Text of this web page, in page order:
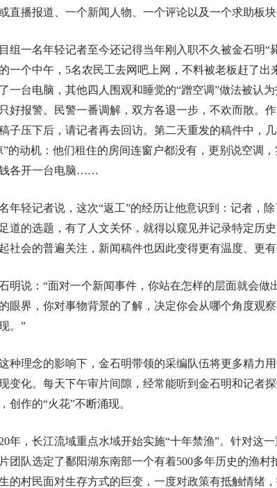
直播报道、一个新闻人物、一个评论以及一个求助板块
一名年轻记者至今还记得当年刚入职不久被金石明“
一个中午，5名农民工去网吧上网，不料被老板赶了出
一台电脑，其他四人围观和睡觉的“蹭空调”做法被认
好报警。民警一番调解，双方各退一步，不欢而散。
子压下后，请记者再去回访。第二天重发的稿件中，
”的动机：他们租住的房间连窗户都没有，更别说空调
钱各开一台电脑……
轻记者说，这次“返工”的经历让他意识到：记者，除
道的选题，有了人文关怀，就得以窥见并记录特定历
社会的普遍关注，新闻稿件也因此变得更有温度、更有
说：“面对一个新闻事件，你站在怎样的层面就会做
眼界，你对事物背景的了解，决定你会从哪个角度观
。”
理念的影响下，金石明带领的采编队伍将更多精力用
变化。每天下午审片间隙，经常能听到金石明和记者
创作的“火花”不断涌现。
，长江流域重点水域开始实施“十年禁渔”。针对这一
团队选定了鄱阳湖东南部一个有着500多年历史的渔村
的村民面对生存方式的巨变，一度对政策有抵触情绪